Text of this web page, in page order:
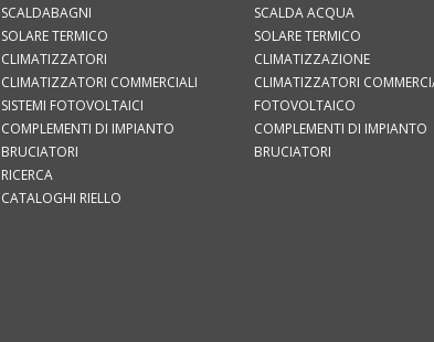
SCALDABAGNI
SOLARE TERMICO
CLIMATIZZATORI
CLIMATIZZATORI COMMERCIALI
SISTEMI FOTOVOLTAICI
COMPLEMENTI DI IMPIANTO
BRUCIATORI
RICERCA
CATALOGHI RIELLO
SCALDA ACQUA
SOLARE TERMICO
CLIMATIZZAZIONE
CLIMATIZZATORI
FOTOVOLTAICO
COMPLEMENTI DI IMPIANTO
BRUCIATORI